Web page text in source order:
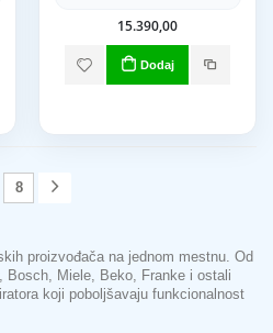
15.390,00
Dodaj
8
proizvođača na jednom mestnu. Od
Bosch, Miele, Beko, Franke i ostali
koji poboljšavaju funkcionalnost